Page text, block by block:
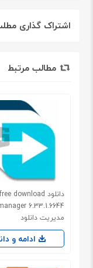
اشتراک گذاری
مطالب مرتبط
دانلود free download
مدیریت دانلود
ادامه و